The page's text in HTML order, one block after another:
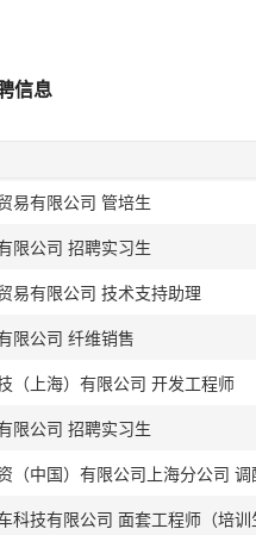
信息
易有限公司 管培生
限公司 招聘实习生
易有限公司 技术支持助理
限公司 纤维销售
（上海）有限公司 开发工程师
限公司 招聘实习生
（中国）有限公司上海分公司
科技有限公司 面套工程师（培训